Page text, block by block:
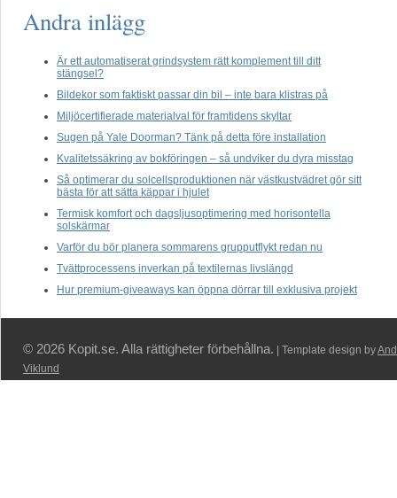
Andra inlägg
Är ett automatiserat grindsystem rätt komplement till ditt
stängsel?
Bildekor som faktiskt passar din bil – inte bara klistras på
Miljöcertifierade materialval för framtidens skyltar
Sugen på Yale Doorman? Tänk på detta före installation
Kvalitetssäkring av bokföringen – så undviker du dyra misstag
Så optimerar du solcellsproduktionen när västkustvädret gör sitt
bästa för att sätta käppar i hjulet
Termisk komfort och dagsljusoptimering med horisontella
solskärmar
Varför du bör planera sommarens grupputflykt redan nu
Tvättprocessens inverkan på textilernas livslängd
Hur premium-giveaways kan öppna dörrar till exklusiva projekt
© 2026 Kopit.se. Alla rättigheter förbehållna. | Template design by
Viklund